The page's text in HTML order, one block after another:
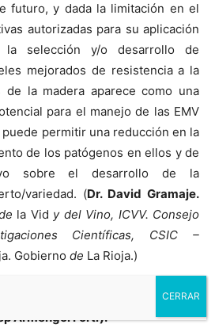
futuro, y dada la limitación en el
autorizadas para su aplicación
selección y/o desarrollo de
mejorados de resistencia a la
de la madera aparece como una
para el manejo de las EMV
permitir una reducción en la
de los patógenos en ellos y de
sobre el desarrollo de la
variedad. (Dr. David Gramaje.
la Vid y del Vino, ICVV. Consejo
Científicas, CSIC –
Gobierno de La Rioja.)
síntomas causados por hongos
Armengol Fortí).